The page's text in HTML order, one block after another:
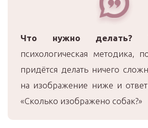
Что нужно делать?
психологическая методика,
придётся делать ничего
на изображение ниже и
«Сколько изображено собак?»